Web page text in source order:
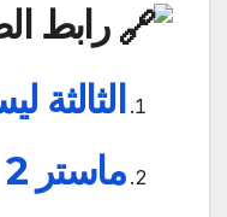
رابط
ماستر 2 لغة عربية